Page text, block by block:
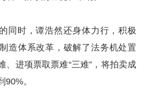
同时，谭浩然还身体力行，积极
造体系改革，破解了法务机处置
、进项票取票难“三难”，将拍卖成
90%。